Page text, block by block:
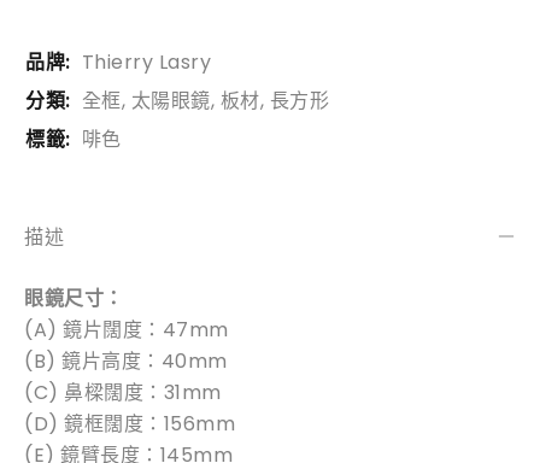
品牌: Thierry Lasry
分類: 全框, 太陽眼鏡, 板材, 長方形
標籤: 啡色
描述
眼鏡尺寸：
(A) 鏡片闊度：47mm
(B) 鏡片高度：40mm
(C) 鼻樑闊度：31mm
(D) 鏡框闊度：156mm
(E) 鏡臂長度：145mm